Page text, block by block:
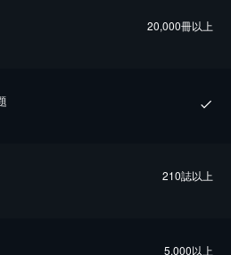
20,000冊以上
210誌以上
5,000以上